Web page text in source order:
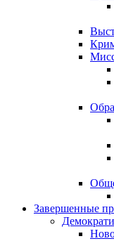
Завершенные